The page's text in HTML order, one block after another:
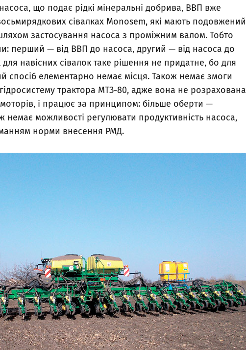
що подає рідкі мінеральні добрива, ВВП вже
сівалках Monosem, які мають подовжений
застосування насоса з проміжним валом. Тобто
перший — від ВВП до насоса, другий — від насоса до
навісних сівалок таке рішення не придатне, бо для
спосіб елементарно немає місця. Також немає змоги
трактора МТЗ-80, адже вона не розрахована
і працює за принципом: більше оберти —
немає можливості регулювати продуктивність насоса,
норми внесення РМД.